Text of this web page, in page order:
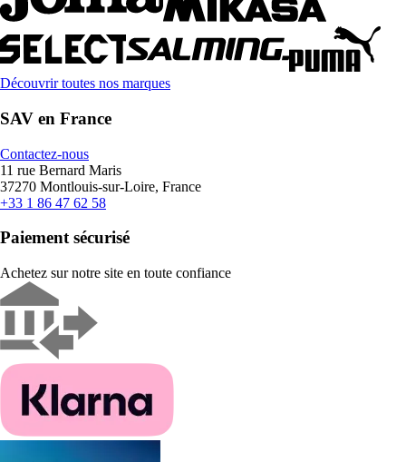
Découvrir toutes nos marques
SAV en France
Contactez-nous
11 rue Bernard Maris
37270 Montlouis-sur-Loire, France
+33 1 86 47 62 58
Paiement sécurisé
Achetez sur notre site en toute confiance